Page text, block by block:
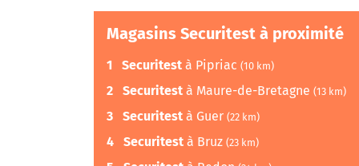
Magasins Securitest à proximité
1 Securitest à Pipriac (10 km)
2 Securitest à Maure-de-Bretagne (13 km)
3 Securitest à Guer (22 km)
4 Securitest à Bruz (23 km)